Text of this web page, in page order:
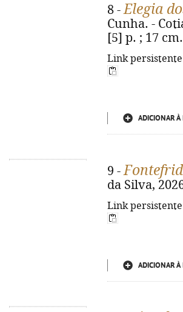
8 -Elegia
Cunha. -
[5] p. ; 17
Link
ADICIONAR À
9 -
da Silva,
Link
ADICIONAR À